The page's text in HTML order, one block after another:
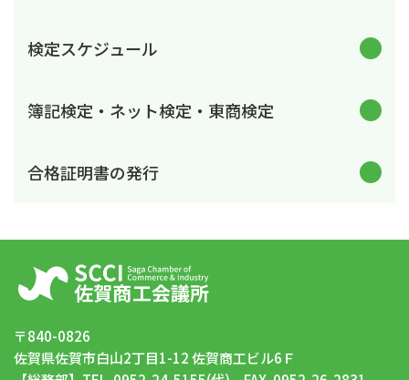
検定スケジュール
簿記検定・ネット検定・東商検定
合格証明書の発行
〒840-0826
佐賀県佐賀市白山2丁目1-12 佐賀商工ビル6Ｆ